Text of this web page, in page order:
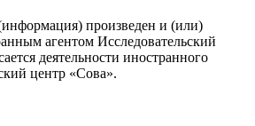
произведен и (или)
агентом Исследовательский
деятельности иностранного
центр «Сова».